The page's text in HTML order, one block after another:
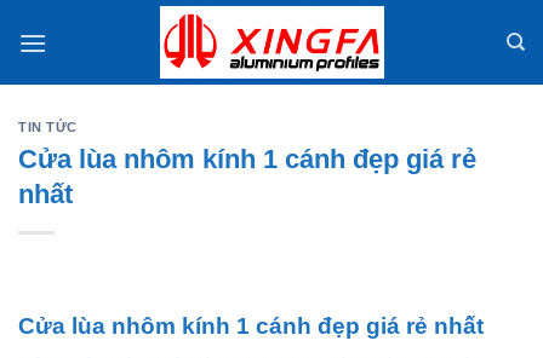
TIN TỨC
Cửa lùa nhôm kính 1 cánh đẹp giá rẻ
nhất
Cửa lùa nhôm kính 1 cánh đẹp giá rẻ nhất